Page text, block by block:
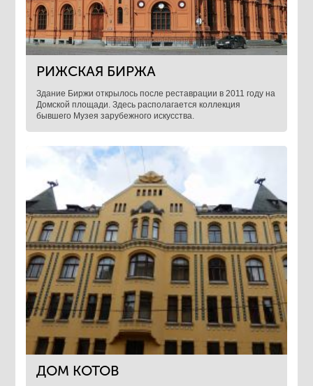
РИЖСКАЯ БИРЖА
Здание Биржи открылось после реставрации в 2011 году на
Домской площади. Здесь располагается коллекция
бывшего Музея зарубежного искусства.
ДОМ КОТОВ